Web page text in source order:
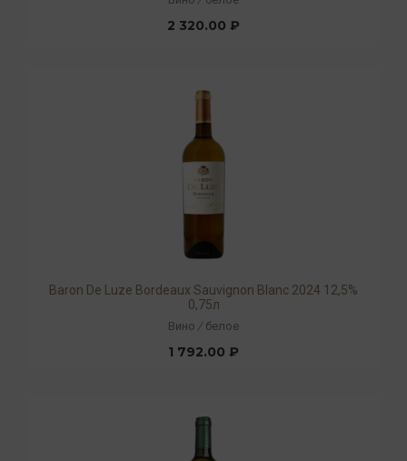
2 320.00 ₽
Baron De Luze Bordeaux Sauvignon Blanc 2024 12,5%
0,75л
Вино / белое
1 792.00 ₽